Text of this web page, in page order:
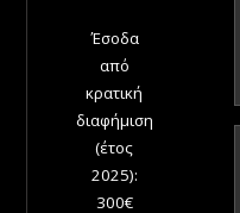
Έσοδα
από
κρατική
διαφήμιση
(έτος
2025):
300€